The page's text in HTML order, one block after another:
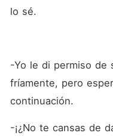
lo sé.
-Yo le di permiso de
fríamente, pero
continuación.
-¡¿No te cansas de